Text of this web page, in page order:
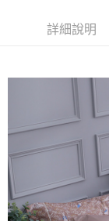
詳細說明